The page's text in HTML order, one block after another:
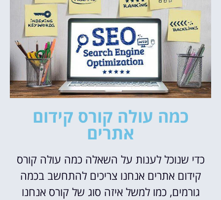
כמה עולה קורס קידום
אתרים
כדי שנוכל לענות על השאלה כמה עולה קורס
קידום אתרים אנחנו צריכים להתחשב בכמה
גורמים, כמו למשל איזה סוג של קורס אנחנו